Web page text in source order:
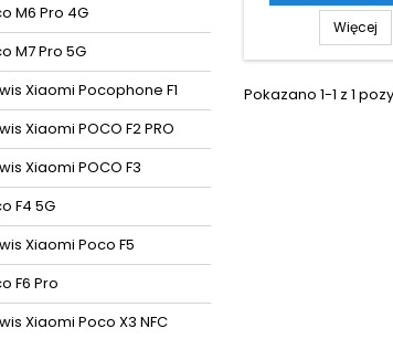
M6 Pro 4G
M7 Pro 5G
Xiaomi Pocophone F1
Xiaomi POCO F2 PRO
Xiaomi POCO F3
F4 5G
Xiaomi Poco F5
F6 Pro
Xiaomi Poco X3 NFC
Więcej
Pokazano 1-1 z 1